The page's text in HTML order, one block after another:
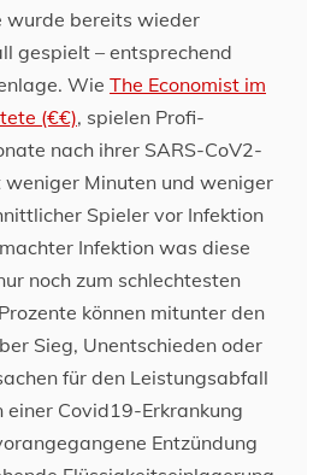
wurde bereits wieder
gespielt – entsprechend
Wie The Economist im
(€€), spielen Profi-
nach ihrer SARS-CoV2-
Minuten und weniger
Spieler vor Infektion
Infektion was diese
noch zum schlechtesten
können mitunter den
Sieg, Unentschieden oder
für den Leistungsabfall
einer Covid19-Erkrankung
Entzündung